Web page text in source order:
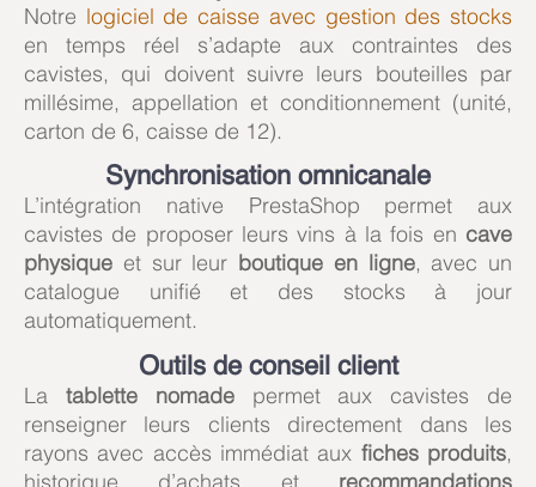
Notre logiciel de caisse avec gestion des stocks
en temps réel s’adapte aux contraintes des
cavistes, qui doivent suivre leurs bouteilles par
millésime, appellation et conditionnement (unité,
carton de 6, caisse de 12).
Synchronisation omnicanale
L’intégration native PrestaShop permet aux
cavistes de proposer leurs vins à la fois en cave
physique et sur leur boutique en ligne, avec un
catalogue unifié et des stocks à jour
automatiquement.
Outils de conseil client
La tablette nomadepermet aux cavistes de
renseigner leurs clients directement dans les
rayons avec accès immédiat aux fiches produits,
historique d’achats et recommandations